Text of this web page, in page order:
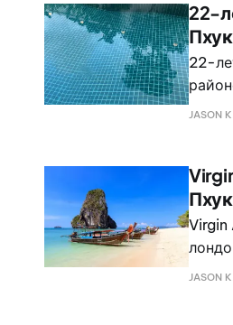
22-
22-
JASON
Virgin
JASON